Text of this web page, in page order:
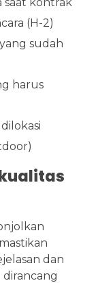
(H-2)
sudah
harus
dan
dirancang